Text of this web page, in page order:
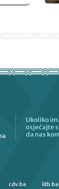
Ukoliko
osjećajte
da nas
cdv.ba iitb.ba